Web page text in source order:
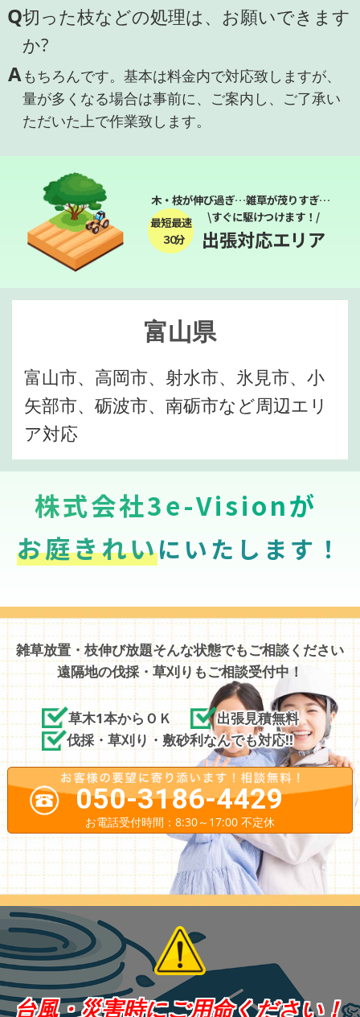
Q切った枝などの処理は、お願いできます
か?
Aもちろんです。基本は料金内で対応致しますが、
量が多くなる場合は事前に、ご案内し、ご了承い
ただいた上で作業致します。
木・枝が伸び過ぎ…雑草が茂りすぎ…
最短最速
３０分
\すぐに駆けつけます！/
出張対応エリア
富山県
富山市、高岡市、射水市、氷見市、小
矢部市、砺波市、南砺市など周辺エリ
ア対応
株式会社3e-Visionが
お庭きれいにいたします！
雑草放置・枝伸び放題そんな状態でもご相談ください
遠隔地の伐採・草刈りもご相談受付中！
草木1本からＯＫ
出張見積無料
伐採・草刈り・敷砂利なんでも対応!!
050-3186-4429
お電話受付時間：8:30～17:00 不定休
台風・災害時にご用命ください！